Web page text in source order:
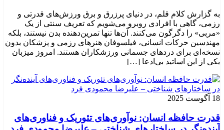
به گزارش کلام قلم، در دنیای پرزرق و برق ورزش‌های قدرتی و
رزمی، گاهی با افرادی روبرو می‌شویم که تعریف سنتی از یک
«مربی» را دگرگون می‌کنند. آن‌ها تنها تمرین‌دهنده بدن نیستند، بلکه
مهندسین حرکات انسانی، فیلسوفان هنرهای رزمی و پزشکان بدون
نسخه‌ای برای دردهای جسمانی ورزشکاران هستند. امروز میزبان
یکی از این اساتید بی‌ادعا […]
18 آگوست 2025
قدرت حافظه انسان: نوآوری‌های تئوریک و فناوری‌های